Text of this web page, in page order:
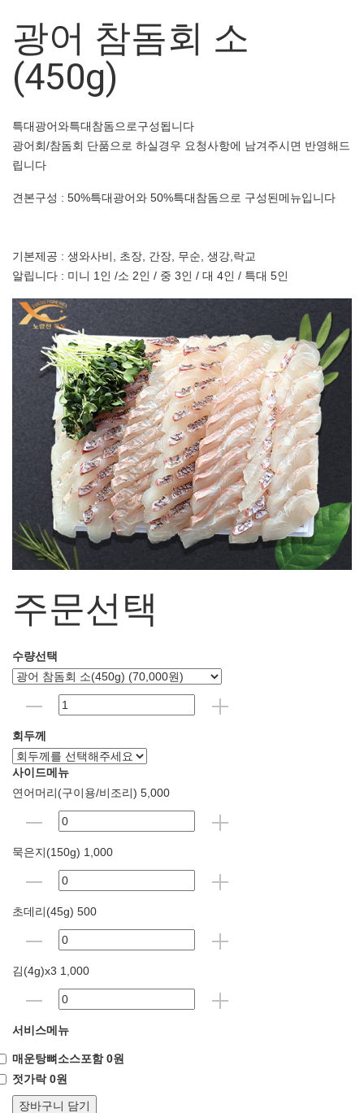
광어 참돔회 소
(450g)
특대광어와특대참돔으로구성됩니다
광어회/참돔회 단품으로 하실경우 요청사항에 남겨주시면 반영해드
립니다
견본구성 : 50%특대광어와 50%특대참돔으로 구성된메뉴입니다
기본제공 : 생와사비, 초장, 간장, 무순, 생강,락교
알립니다 : 미니 1인 /소 2인 / 중 3인 / 대 4인 / 특대 5인
주문선택
수량선택
회두께
사이드메뉴
연어머리(구이용/비조리) 5,000
묵은지(150g) 1,000
초데리(45g) 500
김(4g)x3 1,000
서비스메뉴
매운탕뼈소스포함 0원
젓가락 0원
장바구니 담기